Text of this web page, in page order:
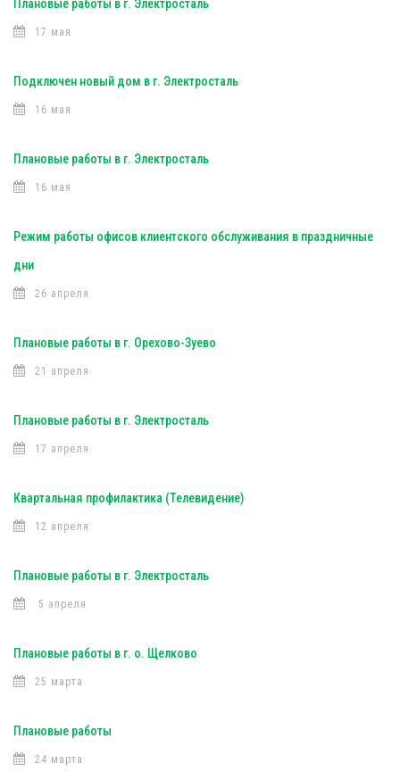
Плановые работы в г. Электросталь
17 мая
Подключен новый дом в г. Электросталь
16 мая
Плановые работы в г. Электросталь
16 мая
Режим работы офисов клиентского обслуживания в праздничные
дни
26 апреля
Плановые работы в г. Орехово-Зуево
21 апреля
Плановые работы в г. Электросталь
17 апреля
Квартальная профилактика (Телевидение)
12 апреля
Плановые работы в г. Электросталь
5 апреля
Плановые работы в г. о. Щелково
25 марта
Плановые работы
24 марта